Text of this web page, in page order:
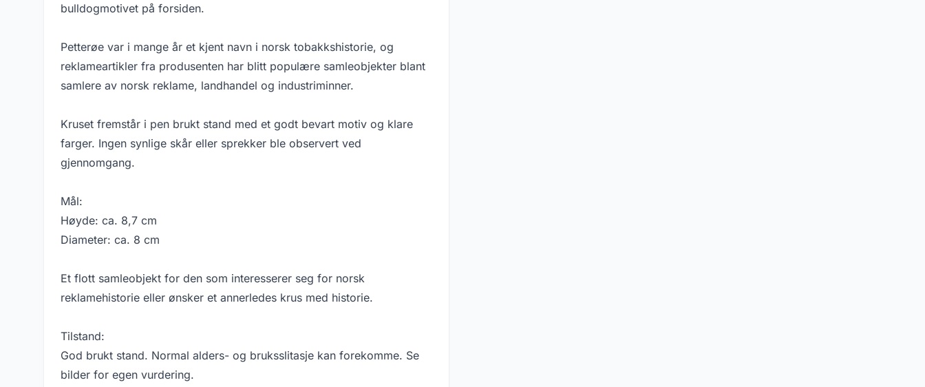
bulldogmotivet på forsiden.
Petterøe var i mange år et kjent navn i norsk tobakkshistorie, og
reklameartikler fra produsenten har blitt populære samleobjekter blant
samlere av norsk reklame, landhandel og industriminner.
Kruset fremstår i pen brukt stand med et godt bevart motiv og klare
farger. Ingen synlige skår eller sprekker ble observert ved
gjennomgang.
Mål:
Høyde: ca. 8,7 cm
Diameter: ca. 8 cm
Et flott samleobjekt for den som interesserer seg for norsk
reklamehistorie eller ønsker et annerledes krus med historie.
Tilstand:
God brukt stand. Normal alders- og bruksslitasje kan forekomme. Se
bilder for egen vurdering.